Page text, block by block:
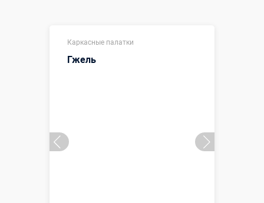
Каркасные палатки
Гжель